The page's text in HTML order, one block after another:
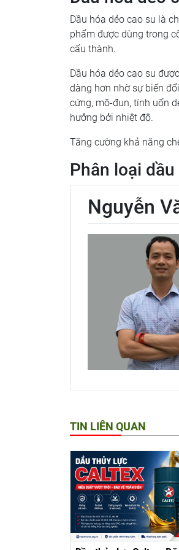
Dầu hóa dẻo cao su là
phẩm được dùng trong
cấu thành.
Dầu hóa dẻo cao su
dàng hơn nhờ sự biến
cứng, mô-đun, tính uốn
hưởng bởi nhiệt độ.
Tăng cường khả năng
Phân loại
Nguyễn
TIN LIÊN QUAN